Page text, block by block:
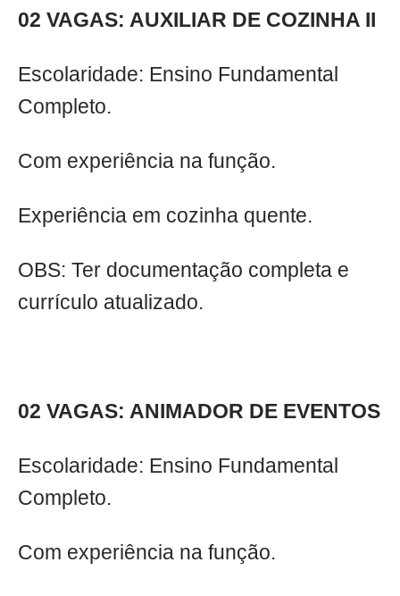
02 VAGAS: AUXILIAR DE COZINHA II
Escolaridade: Ensino Fundamental
Completo.
Com experiência na função.
Experiência em cozinha quente.
OBS: Ter documentação completa e
currículo atualizado.
02 VAGAS: ANIMADOR DE EVENTOS
Escolaridade: Ensino Fundamental
Completo.
Com experiência na função.